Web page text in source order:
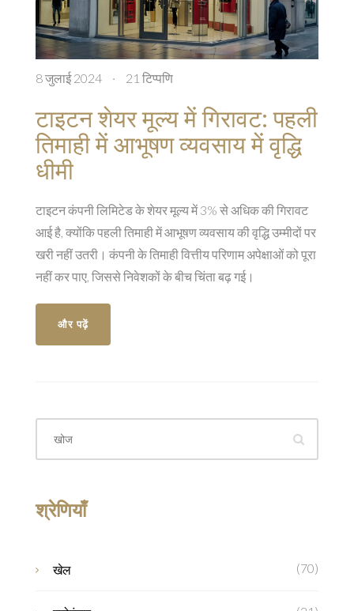
8 जुलाई 2024 · 21 टिप्पणि
टाइटन शेयर मूल्य में गिरावट: पहली
तिमाही में आभूषण व्यवसाय में वृद्धि
धीमी
टाइटन कंपनी लिमिटेड के शेयर मूल्य में 3% से अधिक की गिरावट
आई है, क्योंकि पहली तिमाही में आभूषण व्यवसाय की वृद्धि उम्मीदों पर
खरी नहीं उतरी। कंपनी के तिमाही वित्तीय परिणाम अपेक्षाओं को पूरा
नहीं कर पाए, जिससे निवेशकों के बीच चिंता बढ़ गई।
और पढ़ें
श्रेणियाँ
खेल (70)